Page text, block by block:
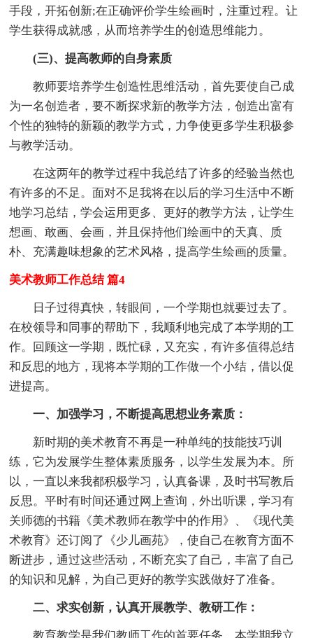
手段，开拓创新;在正确评价学生绘画时，注重过程。让
学生获得成就感，从而培养学生的创造思维能力。
(三)、提高教师的自身素质
教师要培养学生创造性思维活动，首先要使自己成
为一名创造者，要不断探求新的教学方法，创造出富有
个性的独特的新颖的教学方式，力争使更多学生积极参
与教学活动。
在这两年的教学过程中我总结了许多的经验当然也
有许多的不足。面对不足我将在以后的学习生活中不断
地学习总结，学会运用更多、更好的教学方法，让学生
想画、敢画、会画，并且保持他们绘画中的天真、质
朴、充满趣味想象的艺术风格，提高学生绘画的质量。
美术教师工作总结 篇4
日子过得真快，转眼间，一个学期也就要过去了。
在校领导和同事的帮助下，我顺利地完成了本学期的工
作。回顾这一学期，既忙碌，又充实，有许多值得总结
和反思的地方，现将本学期的工作做一个小结，借以促
进提高。
一、加强学习，不断提高思想业务素质：
新时期的美术教育不再是一种单纯的技能技巧训
练，它为发展学生整体素质服务，以学生发展为本。所
以，一直以来我都积极学习，认真备课，及时书写教后
反思。平时有时间还通过网上查询，外出听课，学习有
关师德的书籍《美术教师在教学中的作用》、《现代美
术教育》还订阅了《少儿画苑》，使自己在教育方面不
断进步，通过这些活动，不断充实了自己，丰富了自己
的知识和见解，为自己更好的教学实践做好了准备。
二、求实创新，认真开展教学、教研工作：